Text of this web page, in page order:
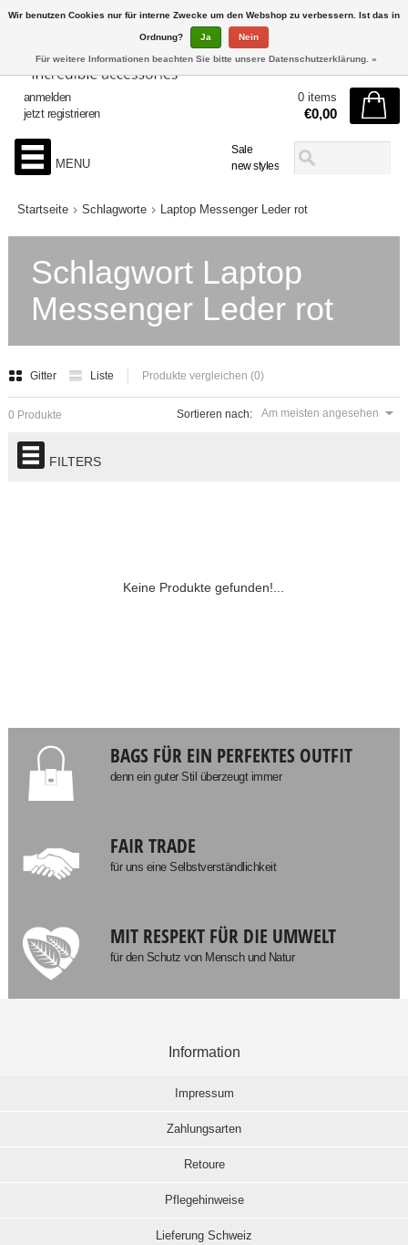
Sale
new styles
anmelden
jetzt registrieren
0 items
€0,00
MENU
Startseite Schlagworte Laptop Messenger Leder rot
Schlagwort Laptop
Messenger Leder rot
Gitter Liste Produkte vergleichen (0)
Sortieren nach: Am meisten angesehen
0 Produkte
FILTERS
Keine Produkte gefunden!...
BAGS FÜR EIN PERFEKTES OUTFIT
denn ein guter Stil überzeugt immer
FAIR TRADE
für uns eine Selbstverständlichkeit
MIT RESPEKT FÜR DIE UMWELT
für den Schutz von Mensch und Natur
Information
Impressum
Zahlungsarten
Retoure
Pflegehinweise
Lieferung Schweiz
Wir benutzen Cookies nur für interne Zwecke um den Webshop zu verbessern. Ist das in
Ordnung? Ja Nein
Für weitere Informationen beachten Sie bitte unsere Datenschutzerklärung. »